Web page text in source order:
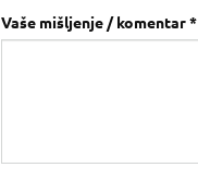
Vaše mišljenje / komentar *